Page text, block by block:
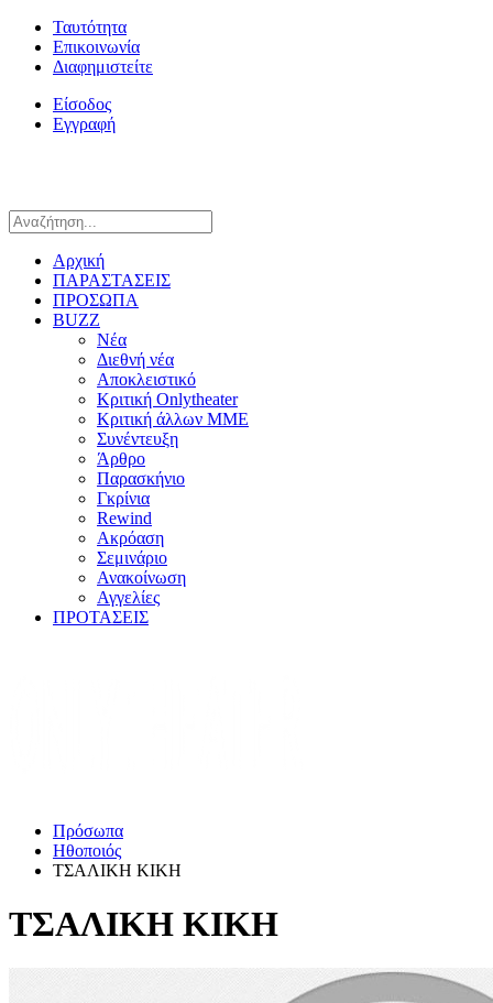
Ταυτότητα
Επικοινωνία
Διαφημιστείτε
Είσοδος
Εγγραφή
Αρχική
ΠΑΡΑΣΤΑΣΕΙΣ
ΠΡΟΣΩΠΑ
BUZZ
Νέα
Διεθνή νέα
Αποκλειστικό
Κριτική Onlytheater
Κριτική άλλων ΜΜΕ
Συνέντευξη
Άρθρο
Παρασκήνιο
Γκρίνια
Rewind
Ακρόαση
Σεμινάριο
Ανακοίνωση
Αγγελίες
ΠΡΟΤΑΣΕΙΣ
Πρόσωπα
Ηθοποιός
ΤΣΑΛΙΚΗ ΚΙΚΗ
ΤΣΑΛΙΚΗ ΚΙΚΗ